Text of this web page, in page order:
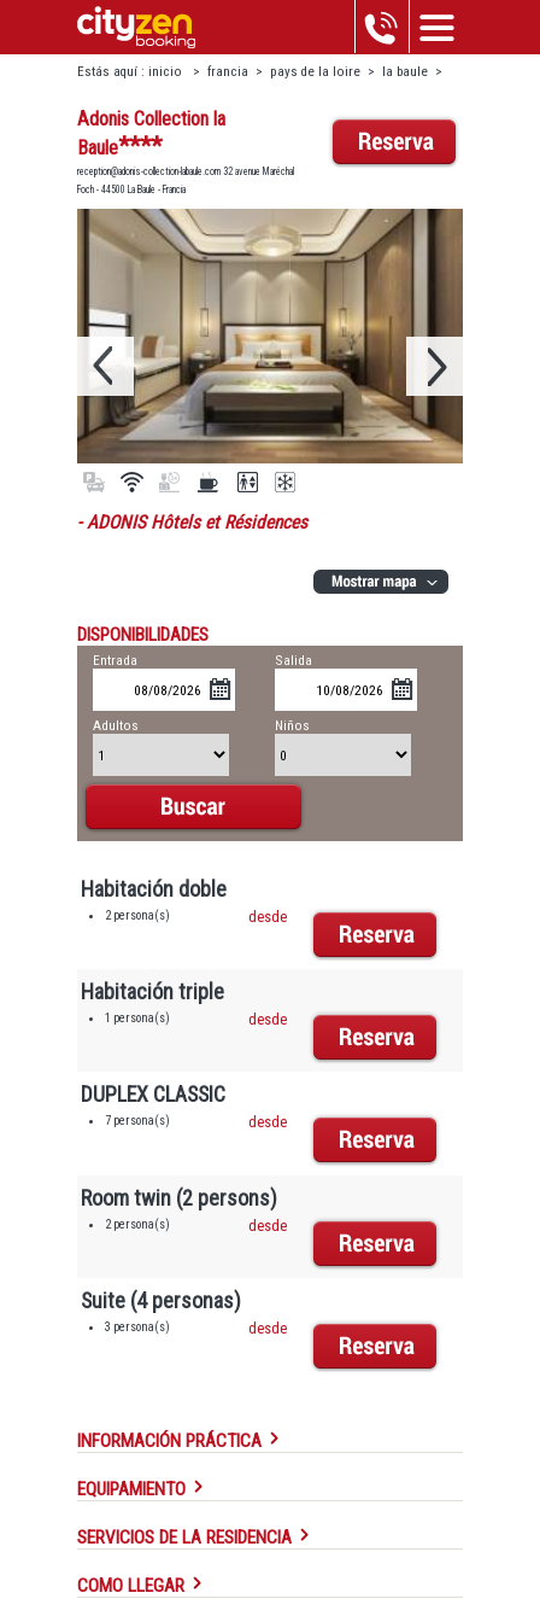
Estás aquí : inicio > francia > pays de la loire > la baule >
adonis collection la baule
Adonis Collection la
Baule****
reception@adonis-collection-labaule.com 32 avenue Maréchal
Foch - 44500 La Baule - Francia
- ADONIS Hôtels et Résidences
DISPONIBILIDADES
Entrada Salida
Adultos Niños
Habitación doble
2 persona(s) desde
Habitación triple
1 persona(s) desde
DUPLEX CLASSIC
7 persona(s) desde
Room twin (2 persons)
2 persona(s) desde
Suite (4 personas)
3 persona(s) desde
INFORMACIÓN PRÁCTICA
EQUIPAMIENTO
SERVICIOS DE LA RESIDENCIA
COMO LLEGAR